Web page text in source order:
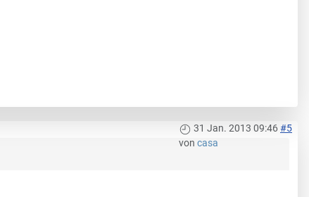
31 Jan. 2013 09:46#5
von casa